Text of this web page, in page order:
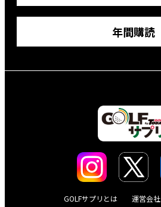
年間購読
GOLFサプリとは 運営会社